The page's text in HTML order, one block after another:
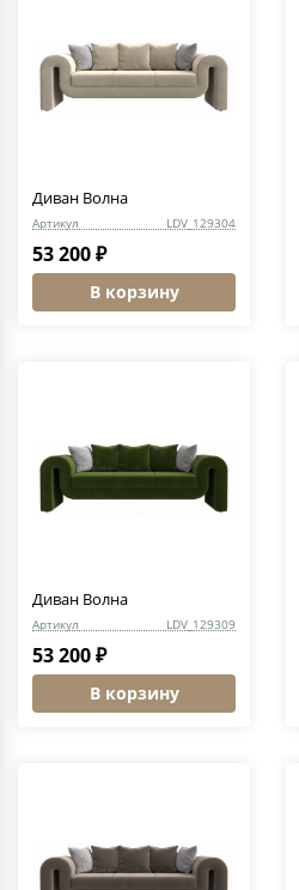
Диван Волна
Артикул LDV_129304
53 200 ₽
В корзину
Диван Волна
Артикул LDV_129309
53 200 ₽
В корзину